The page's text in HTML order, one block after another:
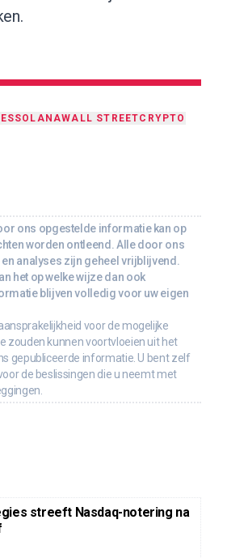
SOLANAWALL STREETCRYPTO
ons opgestelde informatie kan op
worden ontleend. Alle door ons
analyses zijn geheel vrijblijvend.
het op welke wijze dan ook
blijven volledig voor uw eigen
voor de mogelijke
zouden kunnen voortvloeien uit het
gepubliceerde informatie. U bent zelf
de beslissingen die u neemt met
streeft Nasdaq-notering na